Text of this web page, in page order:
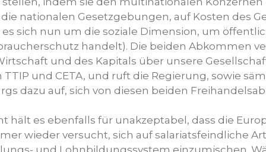
nationalen Gesetzgebungen, auf Kosten des
sich nun um die soziale Dimension, um
handelt). Die beiden Abkommen
und des Kapitals über unsere
und CETA, und ruft die Regierung, sowie
dazu auf, sich von diesen beiden
hält es ebenfalls für unakzeptabel, dass die
wieder versucht, sich auf salariatsfeindliche
und Lohnbildungssystem einzumischen.